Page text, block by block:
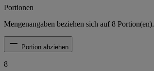
Portionen
Mengenangaben beziehen sich auf8 Portion(en).
Portion abziehen
8